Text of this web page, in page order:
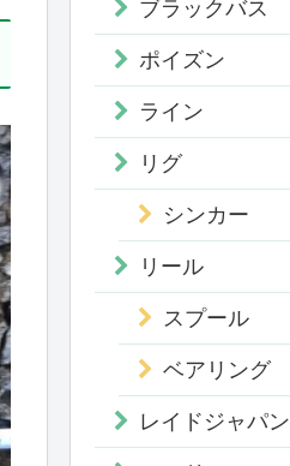
ブラックバス
ポイズン
ライン
リグ
シンカー
リール
スプール
ベアリング
レイドジャパン